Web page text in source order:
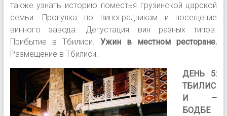
также узнать историю поместья грузинской царской
семьи. Прогулка по виноградникам и посещение
винного завода. Дегустация вин разных типов.
Прибытие в Тбилиси. Ужин в местном ресторане.
Размещение в Тбилиси.
ДЕНЬ 5:
ТБИЛИС
И –
БОДБЕ